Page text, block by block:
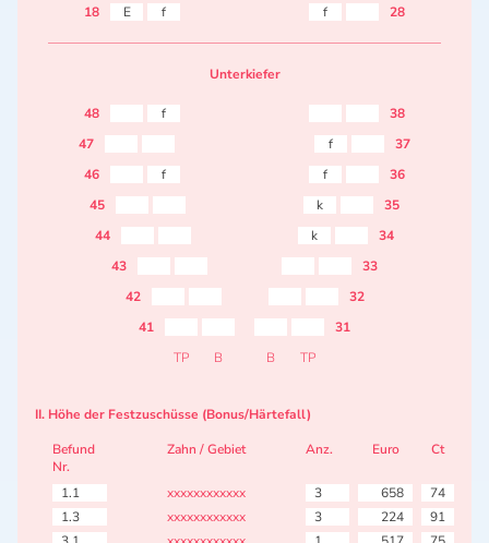
18
E f f 28
Unterkiefer
48 f
38
47
f
37
46
f f
36
45
k
35
44
k
34
43
33
42
32
41
31
TP
B B TP
II. Höhe der Festzuschüsse (Bonus/Härtefall)
Befund
Nr.
Zahn / Gebiet Anz. Euro Ct
1.1 xxxxxxxxxxxx 3 658
74
1.3
xxxxxxxxxxxx 3 224
91